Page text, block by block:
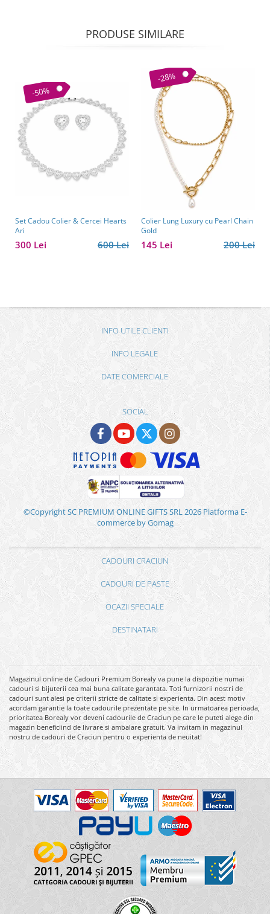
PRODUSE SIMILARE
-50%
Set Cadou Colier & Cercei Hearts
Ari
600 Lei
300 Lei
-28%
Colier Lung Luxury cu Pearl Chain
Gold
200 Lei
145 Lei
INFO UTILE CLIENTI
INFO LEGALE
DATE COMERCIALE
SOCIAL
©Copyright SC PREMIUM ONLINE GIFTS SRL 2026 Platforma E-
commerce by Gomag
CADOURI CRACIUN
CADOURI DE PASTE
OCAZII SPECIALE
DESTINATARI
Magazinul online de Cadouri Premium Borealy va pune la dispozitie numai
cadouri si bijuterii cea mai buna calitate garantata. Toti furnizorii nostri de
cadouri sunt alesi pe criterii stricte de calitate si experienta. Din acest motiv
acordam garantie la toate cadourile prezentate pe site. In urmatoarea perioada,
prioritatea Borealy vor deveni cadourile de Craciun pe care le puteti alege din
magazin beneficiind de livrare si ambalare gratuit. Va invitam in magazinul
nostru de cadouri de Craciun pentru o experienta de neuitat!